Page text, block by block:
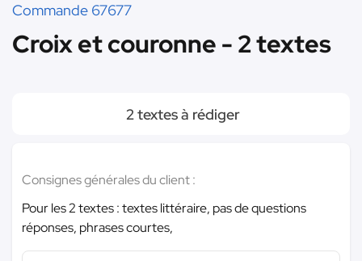
Commande 67677
Croix et couronne - 2 textes
2 textes à rédiger
Consignes générales du client :
Pour les 2 textes : textes littéraire, pas de questions
réponses, phrases courtes,